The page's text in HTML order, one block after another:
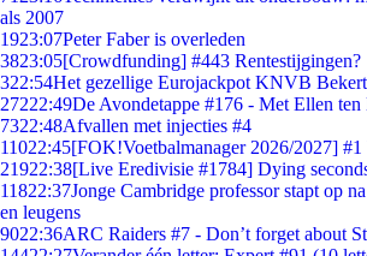
als 2007
1923:07Peter Faber is overleden
3823:05[Crowdfunding] #443 Rentestijgingen?
322:54Het gezellige Eurojackpot KNVB
27222:49De Avondetappe #176 - Met Ellen ten
7322:48Afvallen met injecties #4
11022:45[FOK!Voetbalmanager 2026/2027]
21922:38[Live Eredivisie #1784] Dying
11822:37Jonge Cambridge professor stapt op
en leugens
9022:36ARC Raiders #7 - Don’t forget about